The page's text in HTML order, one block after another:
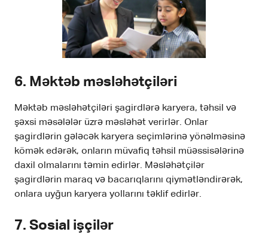
6. Məktəb məsləhətçiləri
Məktəb məsləhətçiləri şagirdlərə karyera, təhsil və
şəxsi məsələlər üzrə məsləhət verirlər. Onlar
şagirdlərin gələcək karyera seçimlərinə yönəlməsinə
kömək edərək, onların müvafiq təhsil müəssisələrinə
daxil olmalarını təmin edirlər. Məsləhətçilər
şagirdlərin maraq və bacarıqlarını qiymətləndirərək,
onlara uyğun karyera yollarını təklif edirlər.
7. Sosial işçilər